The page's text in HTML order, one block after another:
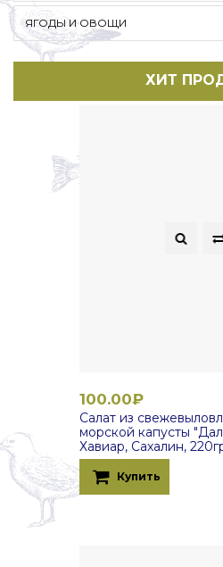
ЯГОДЫ И ОВОЩИ
ХИТ
100.00₽
Салат из
морской капусты
Хавиар, Сахалин,
Купить